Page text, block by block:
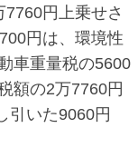
円上乗せさ
円は、環境性
車重量税の5600
額の2万7760円
引いた9060円